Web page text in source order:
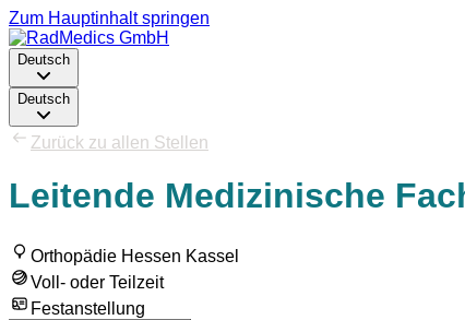
Zum Hauptinhalt springen
Deutsch
Deutsch
Zurück zu allen Stellen
Leitende Medizinische
Orthopädie Hessen Kassel
Voll- oder Teilzeit
Festanstellung